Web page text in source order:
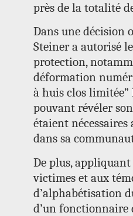
près de la totalité
Dans une décision
Steiner a autorisé le
protection,
déformation
à huis clos
pouvant révéler
étaient
dans sa
De plus,
victimes et aux
d’alphabétisation
d’un fonctionnaire